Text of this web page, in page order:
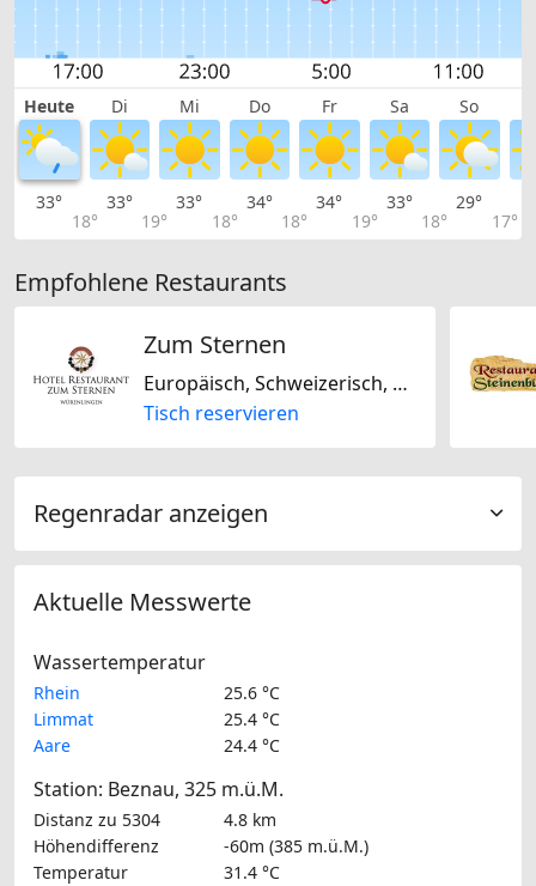
Heute Di Mi Do Fr Sa So
33°
18°
33°
19°
33°
18°
34°
18°
34°
19°
33°
18°
29°
17°
Empfohlene Restaurants
Zum Sternen
Europäisch, Schweizerisch, Saisonal, Französisch, Regional, Glutenfrei
Tisch reservieren
Regenradar anzeigen
Aktuelle Messwerte
Wassertemperatur
Rhein
25.6 °C
Limmat
25.4 °C
Aare
24.4 °C
Station: Beznau, 325 m.ü.M.
Distanz zu 5304
4.8 km
Höhendifferenz
-60m (385 m.ü.M.)
Temperatur
31.4 °C